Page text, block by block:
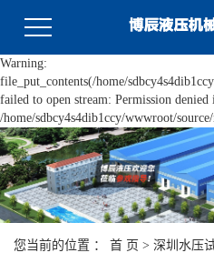
Warning:
file_put_contents(/home/
failed to open stream: Permission denied
/home/sdbcy4s4dib1ccy/wwwroot/
您当前的位置 ： 首 页 > 深圳水压